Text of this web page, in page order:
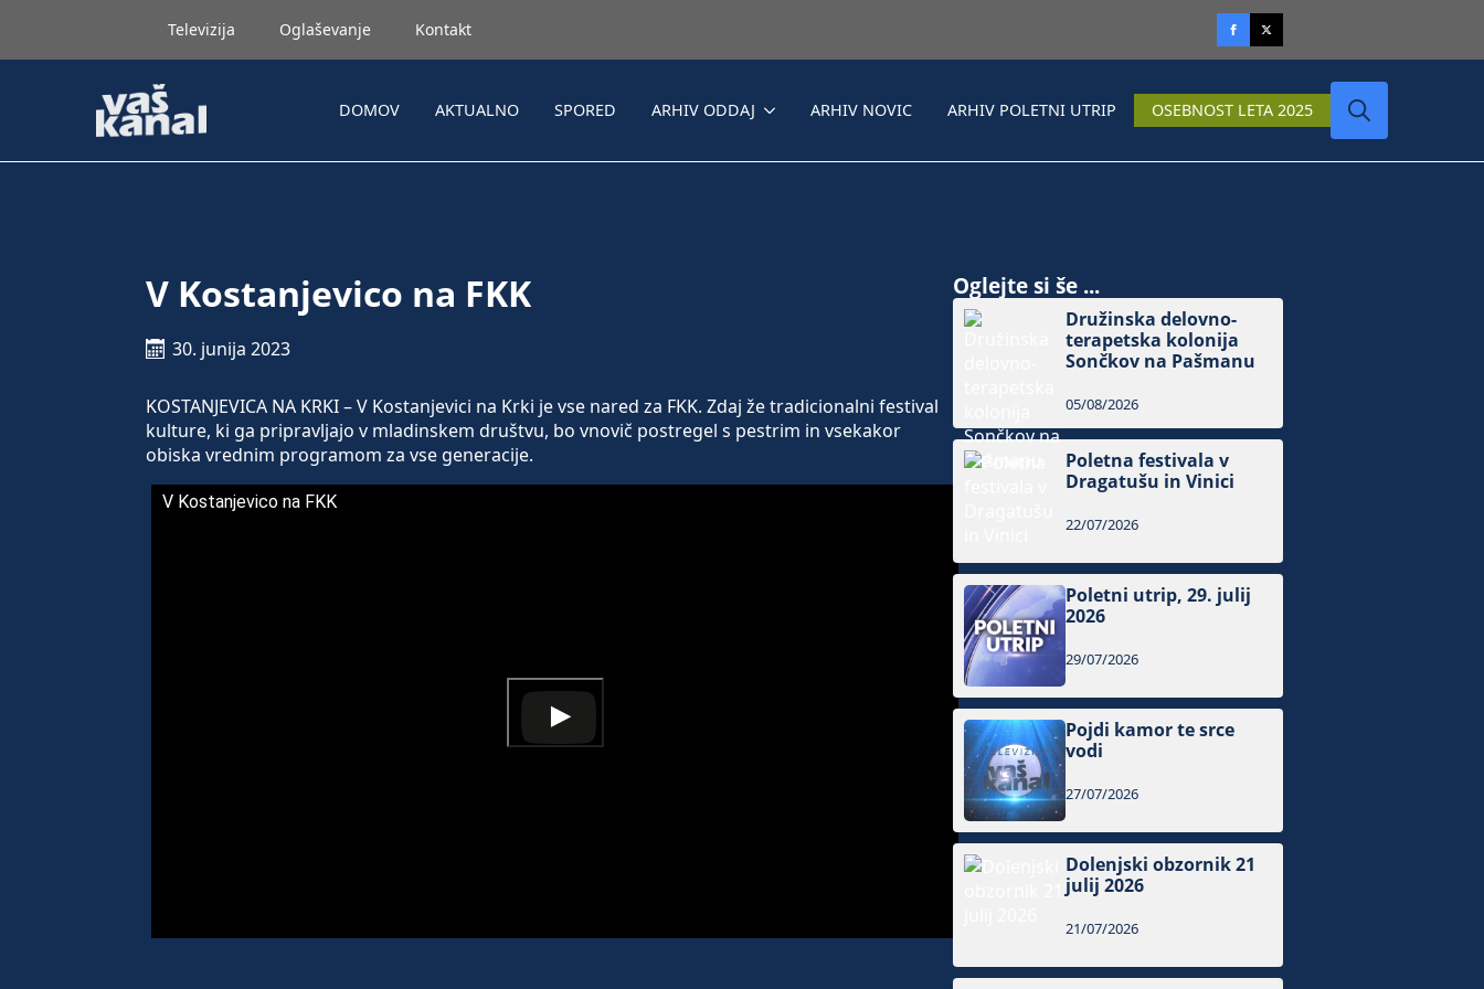
Televizija Oglaševanje Kontakt
DOMOV AKTUALNO SPORED ARHIV ODDAJ ARHIV NOVIC ARHIV POLETNI UTRIP OSEBNOST LETA 2025
V Kostanjevico na FKK
30. junija 2023
KOSTANJEVICA NA KRKI – V Kostanjevici na Krki je vse nared za FKK. Zdaj že tradicionalni festival
kulture, ki ga pripravljajo v mladinskem društvu, bo vnovič postregel s pestrim in vsekakor
obiska vrednim programom za vse generacije.
V Kostanjevico na FKK
Oglejte si še ...
Družinska delovno-
terapetska kolonija
Sončkov na Pašmanu
05/08/2026
Poletna festivala v
Dragatušu in Vinici
22/07/2026
Poletni utrip, 29. julij
2026
29/07/2026
Pojdi kamor te srce
vodi
27/07/2026
Dolenjski obzornik 21
julij 2026
21/07/2026